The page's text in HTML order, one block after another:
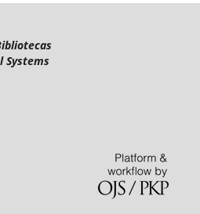
Systems